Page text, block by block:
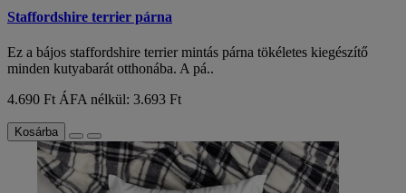
Staffordshire terrier párna
Ez a bájos staffordshire terrier mintás párna tökéletes kiegészítő
minden kutyabarát otthonába. A pá..
4.690 Ft ÁFA nélkül: 3.693 Ft
Kosárba